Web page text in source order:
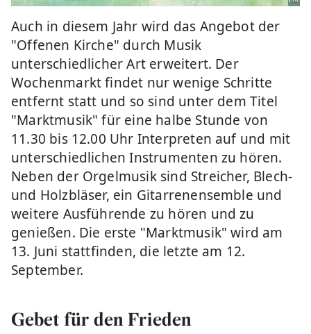
Auch in diesem Jahr wird das Angebot der
"Offenen Kirche" durch Musik
unterschiedlicher Art erweitert. Der
Wochenmarkt findet nur wenige Schritte
entfernt statt und so sind unter dem Titel
"Marktmusik" für eine halbe Stunde von
11.30 bis 12.00 Uhr Interpreten auf und mit
unterschiedlichen Instrumenten zu hören.
Neben der Orgelmusik sind Streicher, Blech-
und Holzbläser, ein Gitarrenensemble und
weitere Ausführende zu hören und zu
genießen. Die erste "Marktmusik" wird am
13. Juni stattfinden, die letzte am 12.
September.
Gebet für den Frieden